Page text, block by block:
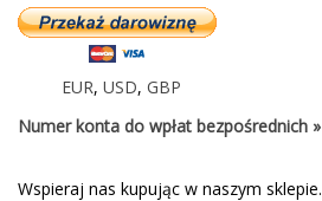
EUR, USD, GBP
Numer konta do wpłat bezpośrednich »
Wspieraj nas kupując w naszym sklepie.